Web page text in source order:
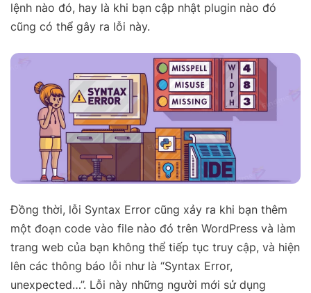
lệnh nào đó, hay là khi bạn cập nhật plugin nào đó
cũng có thể gây ra lỗi này.
Đồng thời, lỗi Syntax Error cũng xảy ra khi bạn thêm
một đoạn code vào file nào đó trên WordPress và làm
trang web của bạn không thể tiếp tục truy cập, và hiện
lên các thông báo lỗi như là “Syntax Error,
unexpected…”. Lỗi này những người mới sử dụng